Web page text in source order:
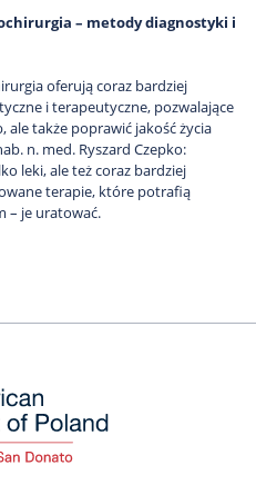
– metody diagnostyki i
oferują coraz bardziej
i terapeutyczne, pozwalające
także poprawić jakość życia
n. med. Ryszard Czepko:
leki, ale też coraz bardziej
terapie, które potrafią
– je uratować.